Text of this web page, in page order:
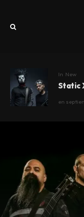
In New
Static
en